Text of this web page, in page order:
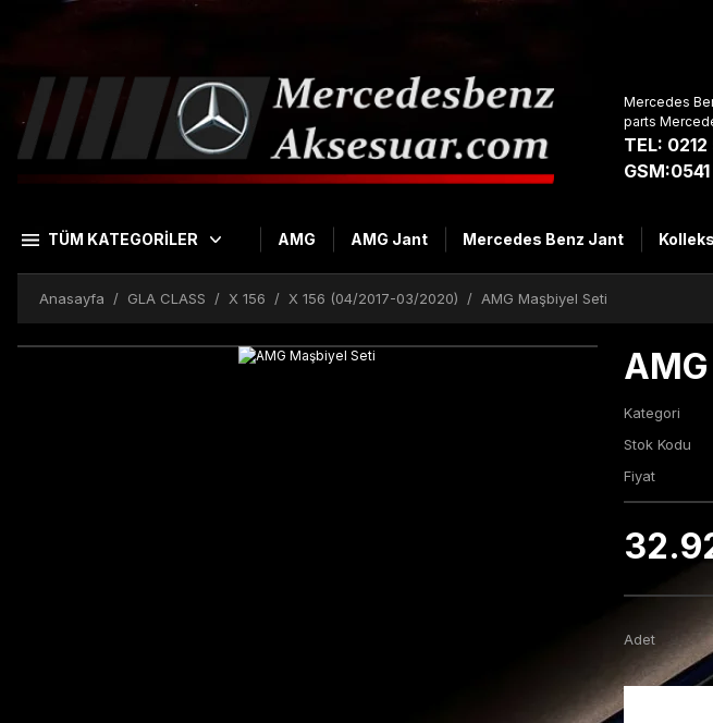
Mercedes
TEL: 0212
TÜM KATEGORİLER AMG AMG Jant Mercedes Benz Jant
Anasayfa GLA CLASS X 156 X 156 (04/2017-03/2020) AMG Maşbiyel Seti
Kategori
Stok Kodu
Fiyat
Adet